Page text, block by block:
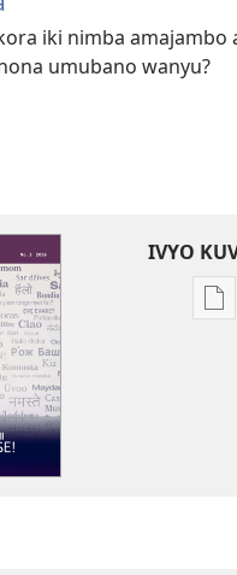
iki nimba amajambo
umubano wanyu?
IVYO